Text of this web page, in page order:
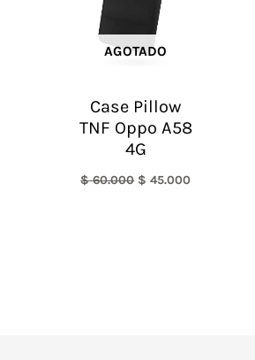
AGOTADO
Case Pillow
TNF Oppo A58
4G
$60.000 $ 45.000